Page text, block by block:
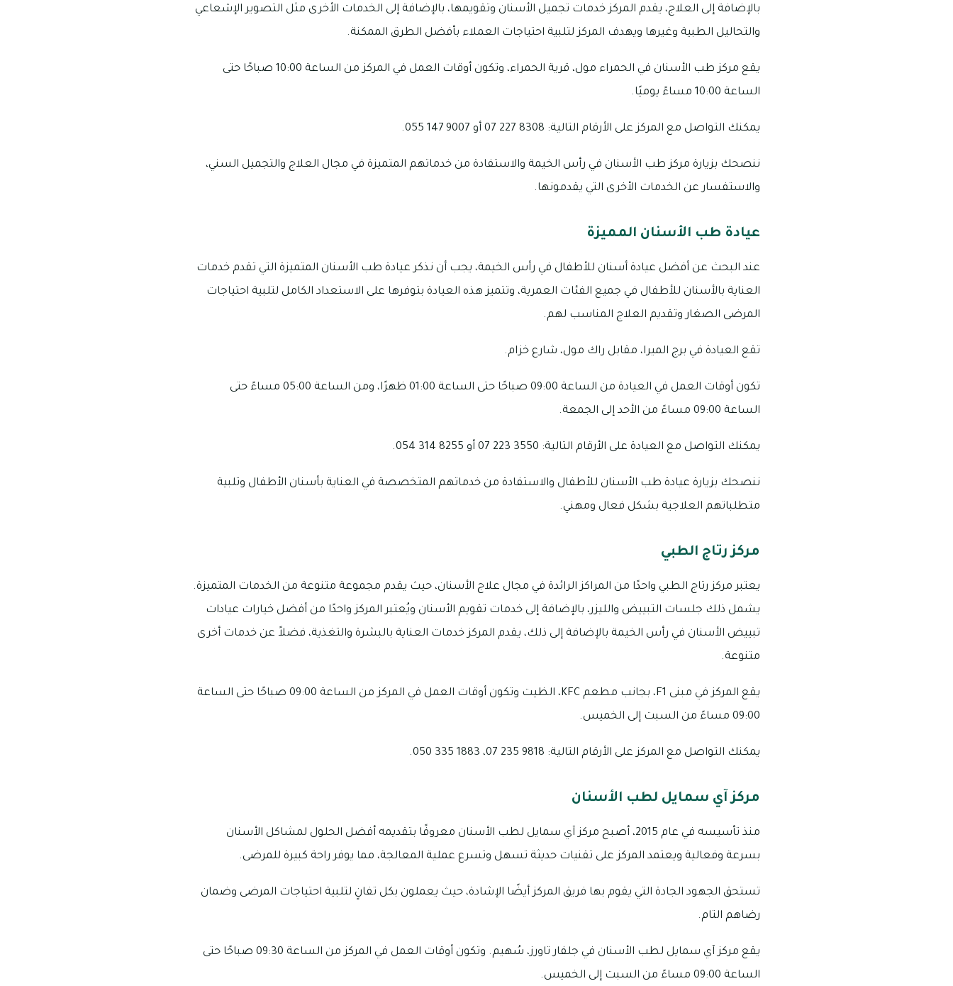
بالإضافة إلى العلاج، يقدم المركز خدمات تجميل الأسنان وتقويمها، بالإضافة إلى الخدمات الأخرى مثل التصوير الإشعاعي
والتحاليل الطبية وغيرها ويهدف المركز لتلبية احتياجات العملاء بأفضل الطرق الممكنة.
يقع مركز طب الأسنان في الحمراء مول، قرية الحمراء، وتكون أوقات العمل في المركز من الساعة 10:00 صباحًا حتى
الساعة 10:00 مساءً يوميًا.
يمكنك التواصل مع المركز على الأرقام التالية: 8308 227 07 أو 9007 147 055.
ننصحك بزيارة مركز طب الأسنان في رأس الخيمة والاستفادة من خدماتهم المتميزة في مجال العلاج والتجميل السني،
والاستفسار عن الخدمات الأخرى التي يقدمونها.
عيادة طب الأسنان المميزة
عند البحث عن أفضل عيادة أسنان للأطفال في رأس الخيمة، يجب أن نذكر عيادة طب الأسنان المتميزة التي تقدم خدمات
العناية بالأسنان للأطفال في جميع الفئات العمرية، وتتميز هذه العيادة بتوفرها على الاستعداد الكامل لتلبية احتياجات
المرضى الصغار وتقديم العلاج المناسب لهم.
تقع العيادة في برج الميرا، مقابل راك مول، شارع خزام.
تكون أوقات العمل في العيادة من الساعة 09:00 صباحًا حتى الساعة 01:00 ظهرًا، ومن الساعة 05:00 مساءً حتى
الساعة 09:00 مساءً من الأحد إلى الجمعة.
يمكنك التواصل مع العيادة على الأرقام التالية: 3550 223 07 أو 8255 314 054.
ننصحك بزيارة عيادة طب الأسنان للأطفال والاستفادة من خدماتهم المتخصصة في العناية بأسنان الأطفال وتلبية
متطلباتهم العلاجية بشكل فعال ومهني.
مركز رتاج الطبي
يعتبر مركز رتاج الطبي واحدًا من المراكز الرائدة في مجال علاج الأسنان، حيث يقدم مجموعة متنوعة من الخدمات المتميزة.
يشمل ذلك جلسات التبييض والليزر، بالإضافة إلى خدمات تقويم الأسنان ويُعتبر المركز واحدًا من أفضل خيارات عيادات
تبييض الأسنان في رأس الخيمة بالإضافة إلى ذلك، يقدم المركز خدمات العناية بالبشرة والتغذية، فضلاً عن خدمات أخرى
متنوعة.
يقع المركز في مبنى F1، بجانب مطعم KFC، الظيت وتكون أوقات العمل في المركز من الساعة 09:00 صباحًا حتى الساعة
09:00 مساءً من السبت إلى الخميس.
يمكنك التواصل مع المركز على الأرقام التالية: 9818 235 07، 1883 335 050.
مركز آي سمايل لطب الأسنان
منذ تأسيسه في عام 2015، أصبح مركز آي سمايل لطب الأسنان معروفًا بتقديمه أفضل الحلول لمشاكل الأسنان
بسرعة وفعالية ويعتمد المركز على تقنيات حديثة تسهل وتسرع عملية المعالجة، مما يوفر راحة كبيرة للمرضى.
تستحق الجهود الجادة التي يقوم بها فريق المركز أيضًا الإشادة، حيث يعملون بكل تفانٍ لتلبية احتياجات المرضى وضمان
رضاهم التام.
يقع مركز آي سمايل لطب الأسنان في جلفار تاورز، سُهيم. وتكون أوقات العمل في المركز من الساعة 09:30 صباحًا حتى
الساعة 09:00 مساءً من السبت إلى الخميس.